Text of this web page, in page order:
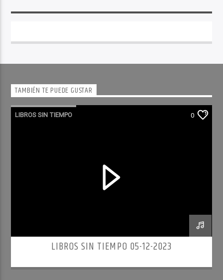
TAMBIÉN TE PUEDE GUSTAR
LIBROS SIN TIEMPO 0
LIBROS SIN TIEMPO 05-12-2023